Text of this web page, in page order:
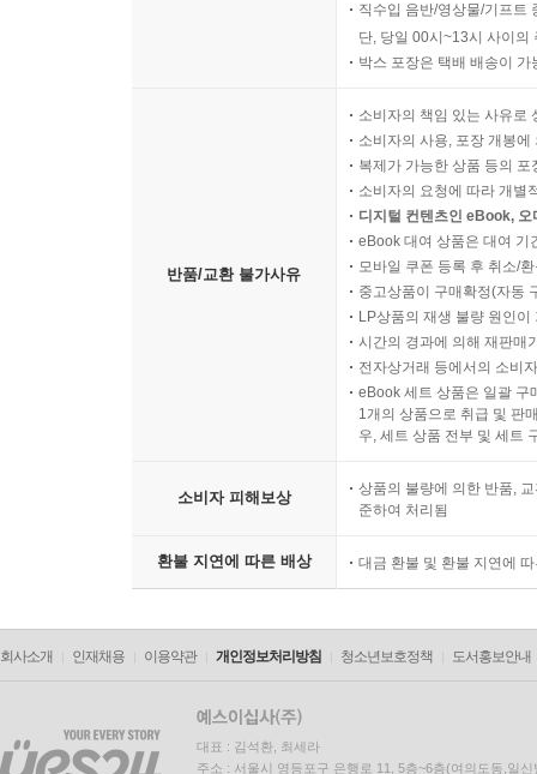
직수입 음반/영상물/기프트
단, 당일 00시~13시 사이의
박스 포장은 택배 배송이
반품/교환 불가사유
소비자의 책임 있는 사유로
소비자의 사용, 포장 개봉
복제가 가능한 상품 등의
소비자의 요청에 따라 개별
디지털 컨텐츠인 eBook,
eBook 대여 상품은 대여 기
모바일 쿠폰 등록 후 취소/
중고상품이 구매확정(자동
LP상품의 재생 불량 원인
시간의 경과에 의해 재판매
전자상거래 등에서의 소비
eBook 세트 상품은 일괄 구
1개의 상품으로 취급 및 판
우, 세트 상품 전부 및 세트
소비자 피해보상
상품의 불량에 의한 반품,
준하여 처리됨
환불 지연에 따른 배상 대금 환불 및 환불 지연에
회사소개 인재채용 이용약관 개인정보처리방침 청소년보호정책 도서홍보안내
대표 : 김석환, 최세라
주소 : 서울시 영등포구 은행로 11, 5층~6층(여의도동,일신